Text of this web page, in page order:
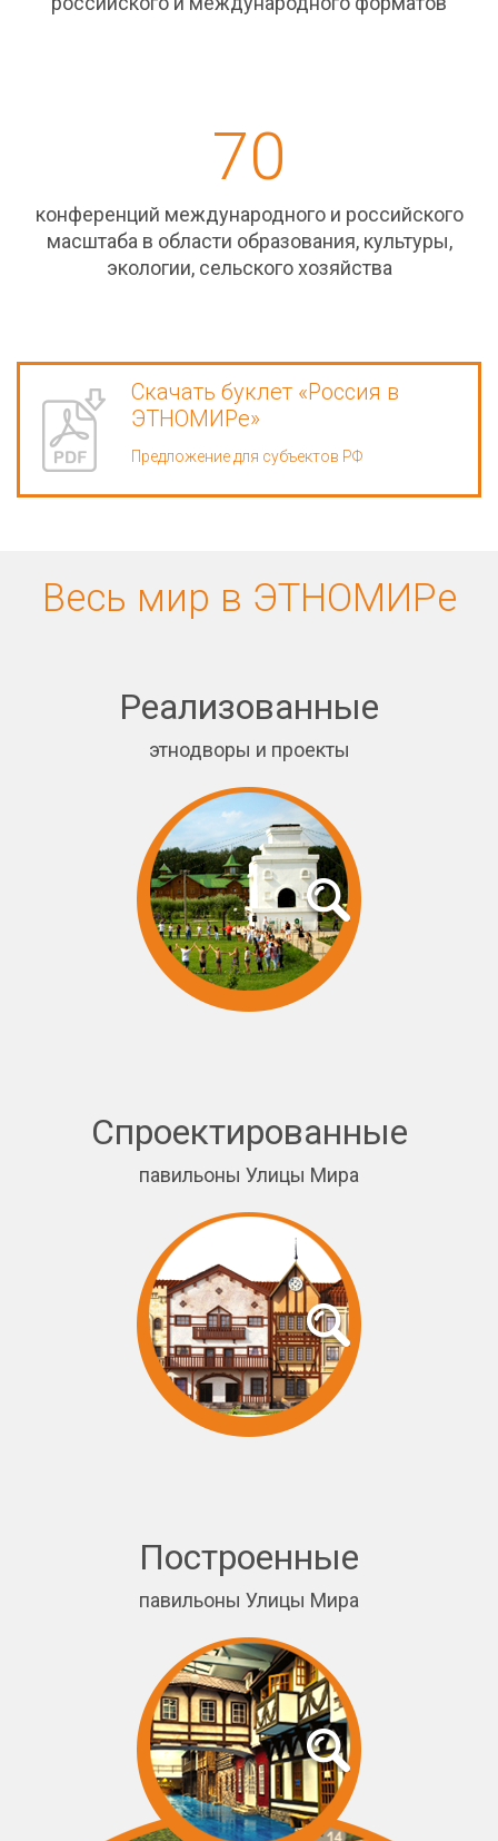
70
конференций международного и российского
масштаба в области образования, культуры,
экологии, сельского хозяйства
Скачать буклет «Россия в
ЭТНОМИРе»
Предложение для субъектов РФ
Весь мир в ЭТНОМИРе
Реализованные
этнодворы и проекты
Спроектированные
павильоны Улицы Мира
Построенные
павильоны Улицы Мира